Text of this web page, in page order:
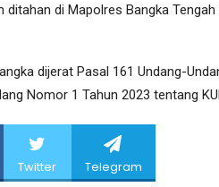
ditahan di Mapolres Bangka
dijerat Pasal 161 Undang-
Nomor 1 Tahun 2023 tentang
Twitter Telegram